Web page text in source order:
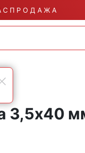
С П Р О Д А Ж А
3,5х40